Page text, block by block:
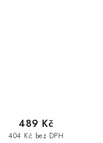
404 Kč bez DPH
489 Kč